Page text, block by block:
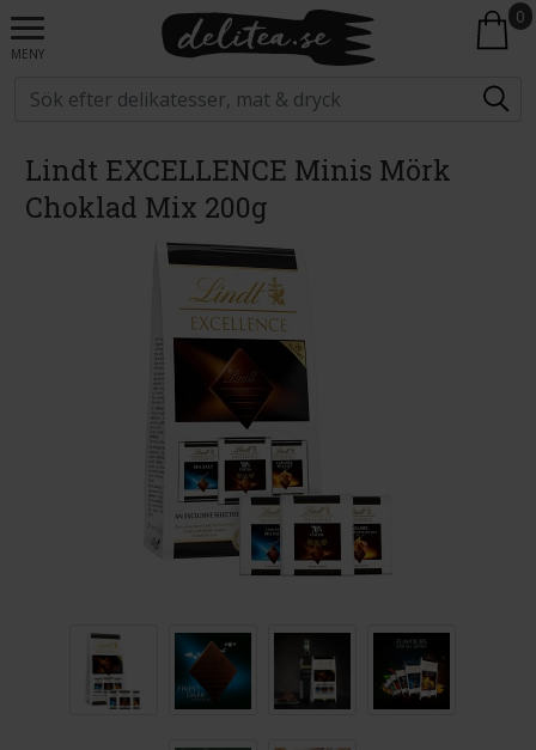
MENY
0
Lindt EXCELLENCE Minis Mörk
Choklad Mix 200g